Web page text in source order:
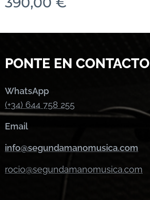
PONTE EN CONTACTO
WhatsApp
(+34) 644 758 255
Email
info@segundamanomusica.com
rocio@segundamanomusica.com